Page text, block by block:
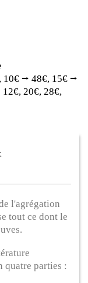
10€ ⭢ 48€, 15€ ⭢
20€, 28€,
l'agrégation
tout ce dont le
quatre parties :